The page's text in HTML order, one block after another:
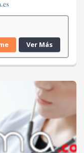
Ver Más